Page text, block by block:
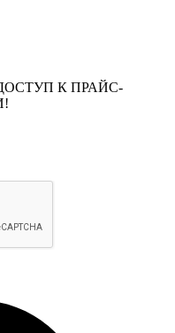
К ПРАЙС-